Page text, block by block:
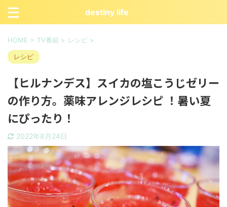
destiny life
HOME > TV番組 > レシピ >
レシピ
【ヒルナンデス】スイカの塩こうじゼリー
の作り方。薬味アレンジレシピ ！暑い夏
にぴったり！
2022年8月24日